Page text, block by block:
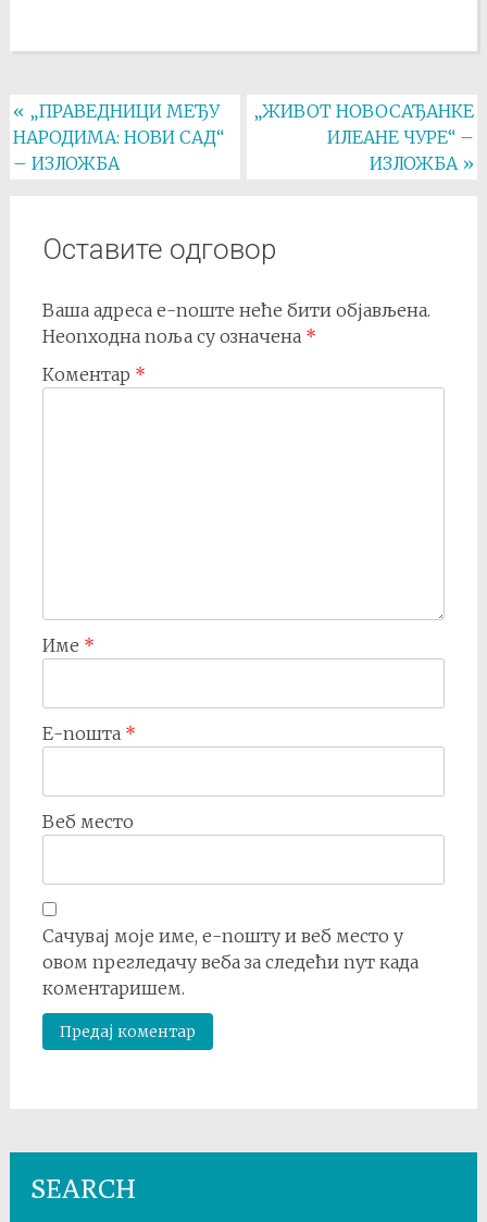
Post
navigation
« „ПРАВЕДНИЦИ МЕЂУ
НАРОДИМА: НОВИ САД“
– ИЗЛОЖБА
„ЖИВОТ НОВОСАЂАНКЕ
ИЛЕАНЕ ЧУРЕ“ –
ИЗЛОЖБА »
Оставите одговор
Ваша адреса е-поште неће бити објављена.
Неопходна поља су означена *
Коментар *
Име *
Е-пошта *
Веб место
Сачувај моје име, е-пошту и веб место у
овом прегледачу веба за следећи пут када
коментаришем.
SEARCH